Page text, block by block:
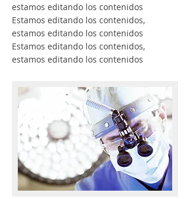
estamos editando los contenidos
Estamos editando los contenidos,
estamos editando los contenidos
Estamos editando los contenidos,
estamos editando los contenidos